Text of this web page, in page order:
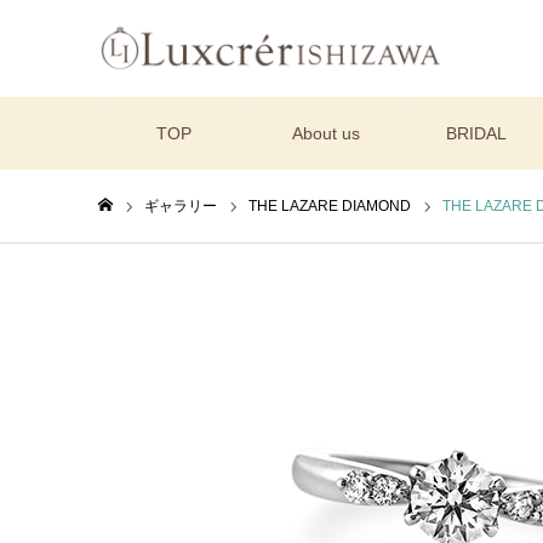
TOP About us BRIDAL
ギャラリー THE LAZARE DIAMOND THE LAZARE